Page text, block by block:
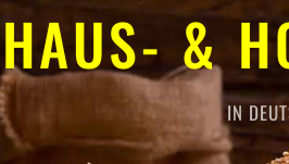
HAUS- &
IN